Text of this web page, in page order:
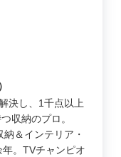
決し、1千点以上
収納のプロ。
＆インテリア・
。TVチャンピオ